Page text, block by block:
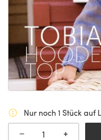
Nur noch 1 Stück auf
− +